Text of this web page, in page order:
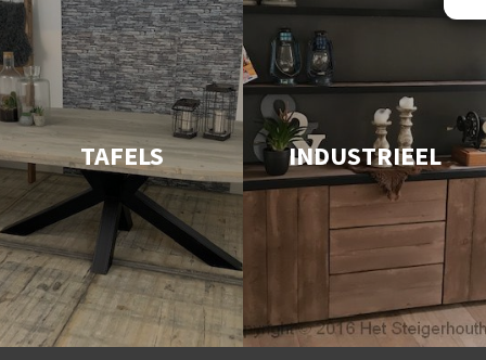
TAFELS INDUSTRIEEL